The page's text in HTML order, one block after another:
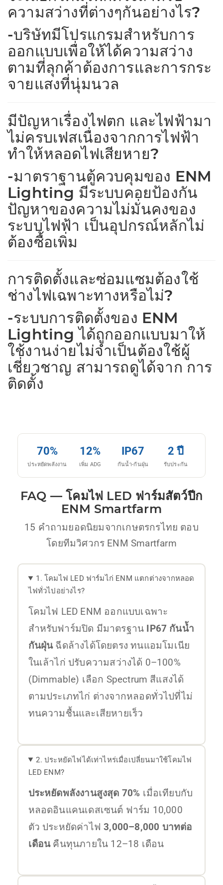
ความสว่างที่ต่างๆกันอย่างไร?
-บริษัทมีโปรแกรมสำหรับการ
ออกแบบเพื่อให้ได้ความสว่าง
ตามที่ลุกค้าต้องการและการกระ
จายแสงที่นุ่มนวล
มีปัญหาเรื่องไฟตก และไฟฟ้ามา
ไม่ครบเฟสเนื่องจากการไฟฟ้า
ทำให้หลอดไฟเสียหาย?
-มาตราฐานตู้ควบคุมของ ENM
Lighting มีระบบคอยป้องกัน
ปัญหาของความไม่มั่นคงของ
ระบบไฟฟ้า เป็นอุปกรณ์หลักไม่
ต้องซื้อเพิ่ม
การติดตั้งและซ่อมแซมต้องใช้
ช่างไฟเฉพาะทางหรือไม่?
-ระบบการติดตั้งของ ENM
Lighting ได้ถูกออกแบบมาให้
ใช้งานง่ายไม่จำเป็นต้องใช้ผู้
เชี่ยวชาญ สามารถดูได้จาก การ
ติดตั้ง
70%
ประหยัดพลังงาน
12%
เพิ่ม ADG
IP67
กันน้ำ-กันฝุ่น
2 ปี
รับประกัน
FAQ — โคมไฟ LED ฟาร์มสัตว์ปีก
ENM Smartfarm
15 คำถามยอดนิยมจากเกษตรกรไทย ตอบ
โดยทีมวิศวกร ENM Smartfarm
1. โคมไฟ LED ฟาร์มไก่ ENM แตกต่างจากหลอด
ไฟทั่วไปอย่างไร?
โคมไฟ LED ENM ออกแบบเฉพาะ
สำหรับฟาร์มปิด มีมาตรฐาน IP67 กันน้ำ
กันฝุ่นฉีดล้างได้โดยตรง ทนแอมโมเนีย
ในเล้าไก่ ปรับความสว่างได้ 0–100%
(Dimmable) เลือก Spectrum สีแสงได้
ตามประเภทไก่ ต่างจากหลอดทั่วไปที่ไม่
ทนความชื้นและเสียหายเร็ว
2. ประหยัดไฟได้เท่าไหร่เมื่อเปลี่ยนมาใช้โคมไฟ
LED ENM?
ประหยัดพลังงานสูงสุด 70% เมื่อเทียบกับ
หลอดอินแคนเดสเซนต์ ฟาร์ม 10,000
ตัว ประหยัดค่าไฟ3,000–8,000 บาทต่อ
เดือนคืนทุนภายใน 12–18 เดือน